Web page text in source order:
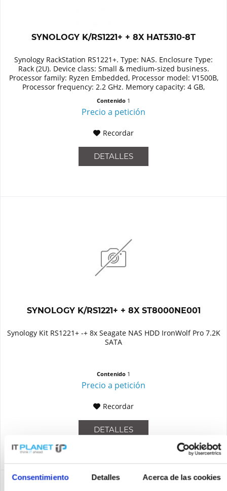
Consentimiento Detalles Acerca de las cookies
SYNOLOGY K/RS1221+ + 8X HAT5310-8T
Synology RackStation RS1221+. Type: NAS. Enclosure Type:
Rack (2U). Device class: Small & medium-sized business.
Processor family: Ryzen Embedded, Processor model: V1500B,
Processor frequency: 2.2 GHz. Memory capacity: 4 GB,
Contenido 1
Precio a petición
Recordar
DETALLES
SYNOLOGY K/RS1221+ + 8X ST8000NE001
Synology Kit RS1221+ -+ 8x Seagate NAS HDD IronWolf Pro 7.2K
SATA
Contenido 1
Precio a petición
Recordar
DETALLES